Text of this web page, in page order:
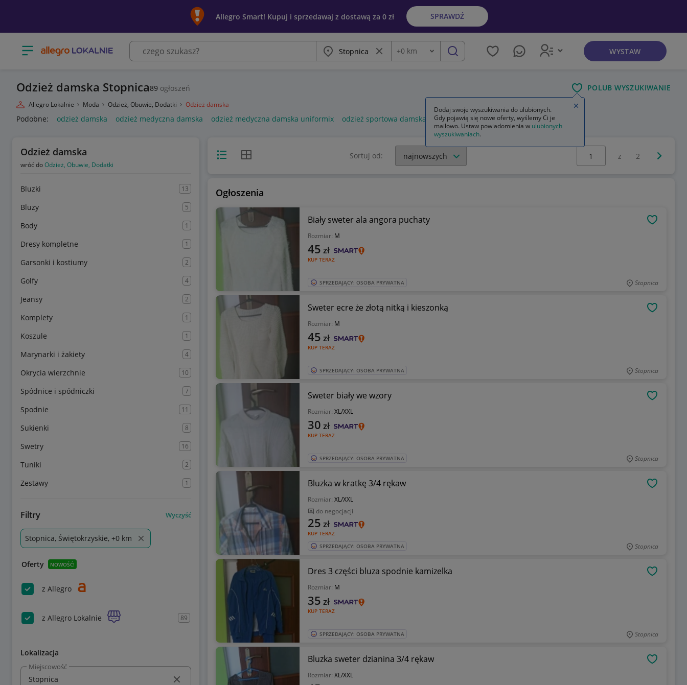
Allegro Smart! Kupuj i sprzedawaj z dostawą za 0 zł SPRAWDŹ
Otwórz menu z kategoriami Miasto Wyczyść frazę
Odległość
+0 km szukaj WYSTAW
Odzież damska Stopnica89 ogłoszeń POLUB WYSZUKIWANIE
Allegro Lokalnie Moda Odzież, Obuwie, Dodatki Odzież damska
Podobne: odzież damska odzież medyczna damska odzież medyczna damska uniformix odzież sportowa damska odzież damska letnia
Odzież damska
wróć doOdzież, Obuwie, Dodatki
Bluzki 13
Bluzy 5
Body 1
Dresy kompletne 1
Garsonki i kostiumy 2
Golfy 4
Jeansy 2
Komplety 1
Koszule 1
Marynarki i żakiety 4
Okrycia wierzchnie 10
Spódnice i spódniczki 7
Spodnie 11
Sukienki 8
Swetry 16
Tuniki 2
Zestawy 1
Filtry Wyczyść
Stopnica, Świętokrzyskie, +0 km
Oferty NOWOŚĆ!
z Allegro
z Allegro Lokalnie 89
Lokalizacja
Miejscowość
Widok listyWidok siatki Sortuj od:
Wybierz stronę:
z 2
Ogłoszenia
Biały sweter ala angora puchaty
Rozmiar: M
KUP TERAZ
45 zł
SPRZEDAJĄCY: OSOBA PRYWATNA Stopnica
Sweter ecre że złotą nitką i kieszonką
Rozmiar: M
KUP TERAZ
45 zł
SPRZEDAJĄCY: OSOBA PRYWATNA Stopnica
Sweter biały we wzory
Rozmiar: XL/XXL
KUP TERAZ
30 zł
SPRZEDAJĄCY: OSOBA PRYWATNA Stopnica
Bluzka w kratkę 3/4 rękaw
Rozmiar: XL/XXL
do negocjacji
KUP TERAZ
25 zł
SPRZEDAJĄCY: OSOBA PRYWATNA Stopnica
Dres 3 części bluza spodnie kamizelka
Rozmiar: M
KUP TERAZ
35 zł
SPRZEDAJĄCY: OSOBA PRYWATNA Stopnica
Bluzka sweter dzianina 3/4 rękaw
Rozmiar: XL/XXL
Dodaj swoje wyszukiwania do ulubionych.
Gdy pojawią się nowe oferty, wyślemy Ci je
mailowo. Ustaw powiadomienia w ulubionych
wyszukiwaniach.
Zamknij wskazówkę